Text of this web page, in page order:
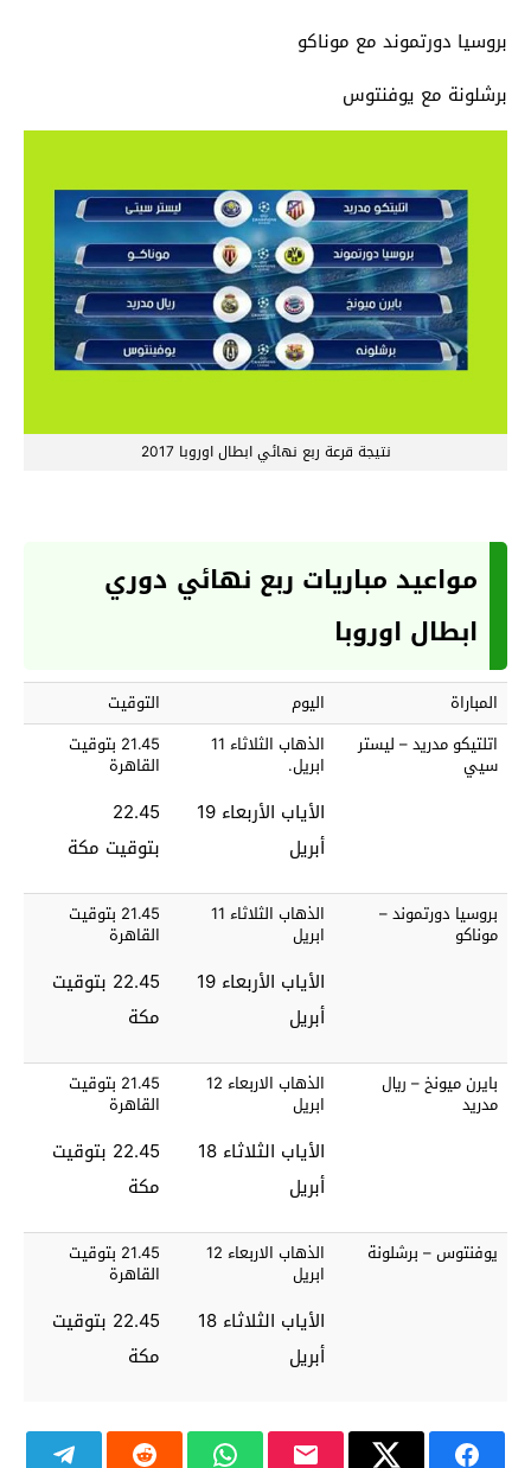
بروسيا دورتموند مع موناكو
برشلونة مع يوفنتوس
نتيجة قرعة ربع نهائي ابطال اوروبا 2017
مواعيد مباريات ربع نهائي دوري
ابطال اوروبا
المباراة اليوم
التوقيت
اتلتيكو مدريد – ليستر
سيي
الذهاب الثلاثاء 11
ابريل.
الأياب الأربعاء 19
أبريل
21.45 بتوقيت
القاهرة
22.45
بتوقيت مكة
بروسيا دورتموند –
موناكو
الذهاب الثلاثاء 11
ابريل
الأياب الأربعاء 19
أبريل
21.45 بتوقيت
القاهرة
22.45 بتوقيت
مكة
بايرن ميونخ – ريال
مدريد
الذهاب الاربعاء 12
ابريل
الأياب الثلاثاء 18
أبريل
21.45 بتوقيت
القاهرة
22.45 بتوقيت
مكة
يوفنتوس – برشلونة الذهاب الاربعاء 12
ابريل
الأياب الثلاثاء 18
أبريل
21.45 بتوقيت
القاهرة
22.45 بتوقيت
مكة